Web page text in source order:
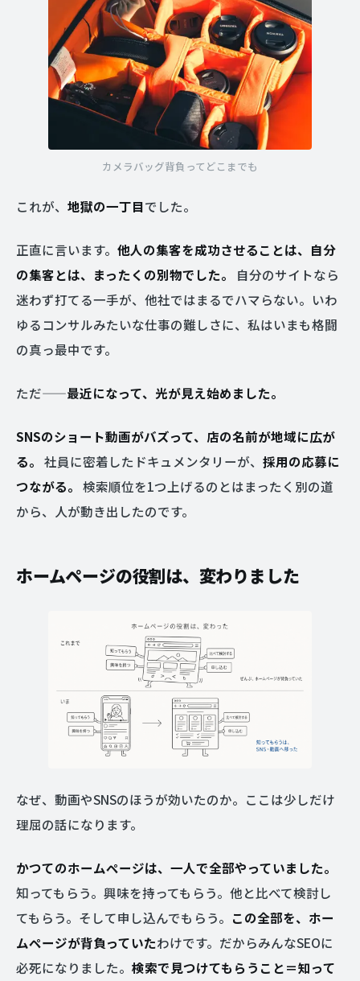
カメラバッグ背負ってどこまでも
これが、 地獄の一丁目でした。
正直に言います。 他人の集客を成功させることは、自分
の集客とは、まったくの別物でした。
自分のサイトなら
迷わず打てる一手が、他社ではまるでハマらない。いわ
ゆるコンサルみたいな仕事の難しさに、私はいまも格闘
の真っ最中です。
ただ——最近になって、光が見え始めました。
SNSのショート動画がバズって、店の名前が地域に広が
る。 社員に密着したドキュメンタリーが、 採用の応募に
つながる。 検索順位を1つ上げるのとはまったく別の道
から、人が動き出したのです。
ホームページの役割は、変わりました
なぜ、動画やSNSのほうが効いたのか。ここは少しだけ
理屈の話になります。
かつてのホームページは、一人で全部やっていました。
知ってもらう。興味を持ってもらう。他と比べて検討し
てもらう。そして申し込んでもらう。 この全部を、ホー
ムページが背負っていたわけです。だからみんなSEOに
必死になりました。 検索で見つけてもらうこと＝知って